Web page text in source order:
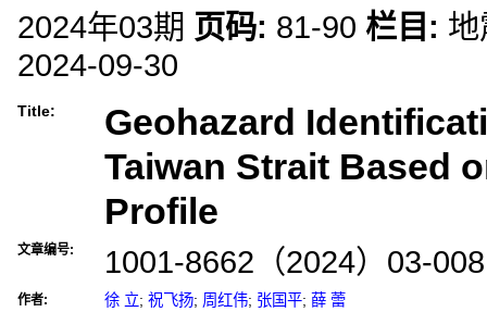
2024年03期 页码: 81-90 栏目:
2024-09-30
Title:
Geohazard
Taiwan Strait Based
Profile
文章编号: 1001-8662（2024）03-
作者: 徐 立; 祝飞扬; 周红伟; 张国平; 薛 蕾